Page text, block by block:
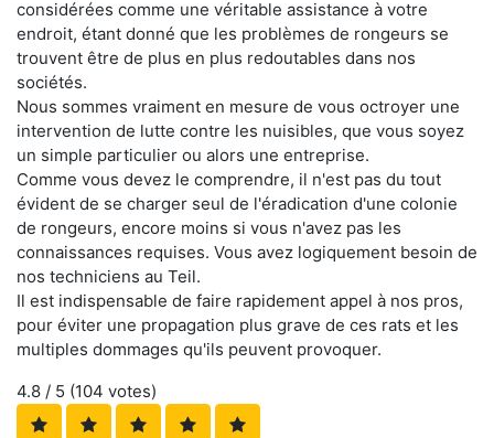
considérées comme une véritable assistance à votre
endroit, étant donné que les problèmes de rongeurs se
trouvent être de plus en plus redoutables dans nos
sociétés.
Nous sommes vraiment en mesure de vous octroyer une
intervention de lutte contre les nuisibles, que vous soyez
un simple particulier ou alors une entreprise.
Comme vous devez le comprendre, il n'est pas du tout
évident de se charger seul de l'éradication d'une colonie
de rongeurs, encore moins si vous n'avez pas les
connaissances requises. Vous avez logiquement besoin de
nos techniciens au Teil.
Il est indispensable de faire rapidement appel à nos pros,
pour éviter une propagation plus grave de ces rats et les
multiples dommages qu'ils peuvent provoquer.
4.8 / 5 (104 votes)